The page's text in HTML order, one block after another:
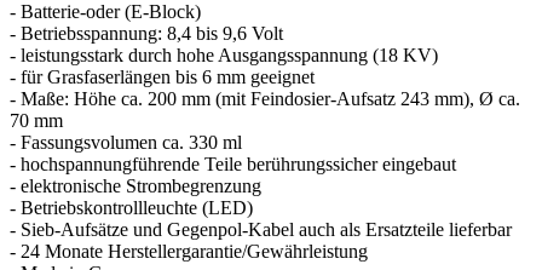
- Batterie-oder (E-Block)
- Betriebsspannung: 8,4 bis 9,6 Volt
- leistungsstark durch hohe Ausgangsspannung (18 KV)
- für Grasfaserlängen bis 6 mm geeignet
- Maße: Höhe ca. 200 mm (mit Feindosier-Aufsatz 243 mm), Ø ca.
70 mm
- Fassungsvolumen ca. 330 ml
- hochspannungführende Teile berührungssicher eingebaut
- elektronische Strombegrenzung
- Betriebskontrollleuchte (LED)
- Sieb-Aufsätze und Gegenpol-Kabel auch als Ersatzteile lieferbar
- 24 Monate Herstellergarantie/Gewährleistung